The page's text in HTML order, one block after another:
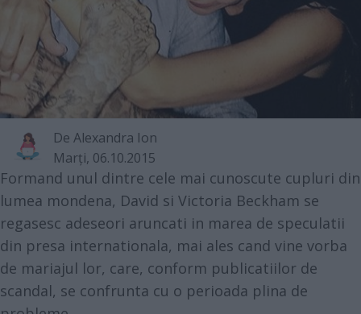
De Alexandra Ion
Marţi, 06.10.2015
Formand unul dintre cele mai cunoscute cupluri din
lumea mondena, David si Victoria Beckham se
regasesc adeseori aruncati in marea de speculatii
din presa internationala, mai ales cand vine vorba
de mariajul lor, care, conform publicatiilor de
scandal, se confrunta cu o perioada plina de